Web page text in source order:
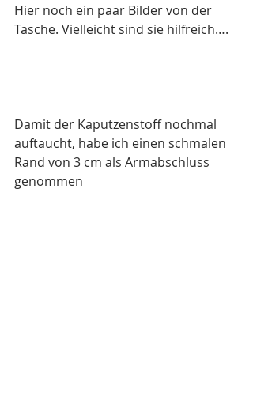
Hier noch ein paar Bilder von der
Tasche. Vielleicht sind sie hilfreich….
Damit der Kaputzenstoff nochmal
auftaucht, habe ich einen schmalen
Rand von 3 cm als Armabschluss
genommen